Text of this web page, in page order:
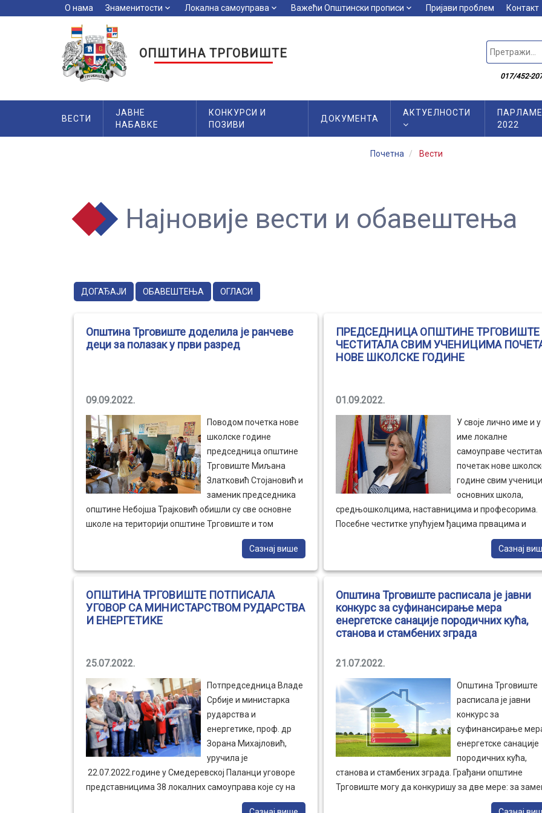
О нама Знаменитости keyboard_arrow_down Локална самоуправа keyboard_arrow_down Важећи Општински прописи keyboard_arrow_down Пријави проблем Контакт
ОПШТИНА ТРГОВИШТЕ
017/452-
ВЕСТИ
ЈАВНЕ
НАБАВКЕ
КОНКУРСИ И
ПОЗИВИ
ДОКУМЕНТА
АКТУЕЛНОСТИ
2022
Почетна Вести
Најновије вести и обавештења
ДОГАЂАЈИ ОБАВЕШТЕЊА ОГЛАСИ
Општина Трговиште доделила је ранчеве
деци за полазак у први разред
09.09.2022.
Поводом почетка нове
школске године
председница општине
Трговиште Миљана
Златковић Стојановић и
заменик председника
општине Небојша Трајковић обишли су све основне
школе на територији општине Трговиште и том
приликом свим ђацима првацима уручили ранчеве и
пожелели срећан полазак у школу. Такође, сви ђаци
поводом поласка у први разред.
Сазнај више
ПРЕДСЕДНИЦА ОПШТИНЕ ТРГОВИШТЕ
ЧЕСТИТАЛА СВИМ УЧЕНИЦИМА
НОВЕ ШКОЛСКЕ ГОДИНЕ
01.09.2022.
У своје лично име и у
име локалне
самоуправе
почетак нове
године свим
основних школа,
средњошколцима, наставницима и професорима.
Посебне честитке упућујем ђацима првацима и
желим им срећан почетак школовања. Поводом
поласка у школу локална самоуправа обезбедила
Сазнај
ОПШТИНА ТРГОВИШТЕ ПОТПИСАЛА
УГОВОР СА МИНИСТАРСТВОМ РУДАРСТВА
И ЕНЕРГЕТИКЕ
25.07.2022.
Потпредседница Владе
Србије и министарка
рударства и
енергетике, проф. др
Зорана Михајловић,
уручила је
22.07.2022.године у Смедеревској Паланци уговоре
представницима 38 локалних самоуправа којe су на
јавном позиву добилe средства за улагање у
Општина Трговиште расписала је јавни
конкурс за суфинансирање мера
енергетске санације породичних кућа,
станова и стамбених зграда
21.07.2022.
Општина Трговиште
расписала је јавни
конкурс за
суфинансирање
енергетске санације
породичних кућа,
станова и стамбених зграда. Грађани општине
Трговиште могу да конкуришу за две мере: за
спољних прозора и врата и набавку и уградњу